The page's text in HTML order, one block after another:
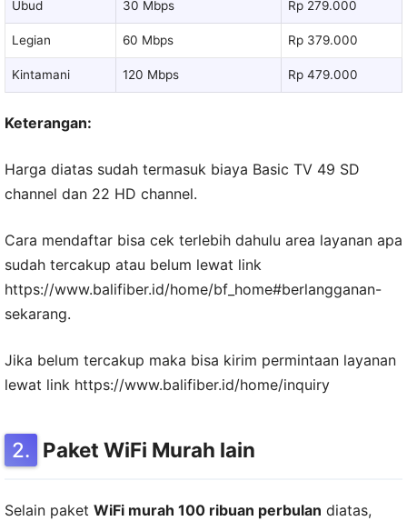
Ubud 30 Mbps Rp 279.000
Legian 60 Mbps Rp 379.000
Kintamani 120 Mbps Rp 479.000
Keterangan:
Harga diatas sudah termasuk biaya Basic TV 49 SD
channel dan 22 HD channel.
Cara mendaftar bisa cek terlebih dahulu area layanan apa
sudah tercakup atau belum lewat link
https://www.balifiber.id/home/bf_home#berlangganan-
sekarang.
Jika belum tercakup maka bisa kirim permintaan layanan
lewat link https://www.balifiber.id/home/inquiry
Paket WiFi Murah lain
Selain paket WiFi murah 100 ribuan perbulan diatas,